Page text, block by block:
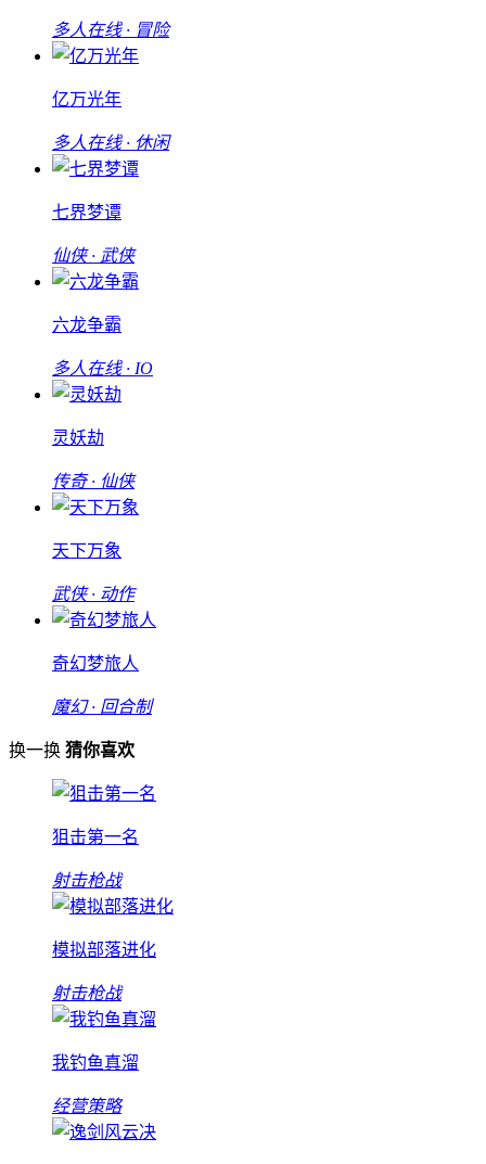
多人在线 · 冒险
亿万光年
多人在线 · 休闲
七界梦谭
仙侠 · 武侠
六龙争霸
多人在线 · IO
灵妖劫
传奇 · 仙侠
天下万象
武侠 · 动作
奇幻梦旅人
魔幻 · 回合制
换一换 猜你喜欢
狙击第一名
射击枪战
模拟部落进化
射击枪战
我钓鱼真溜
经营策略